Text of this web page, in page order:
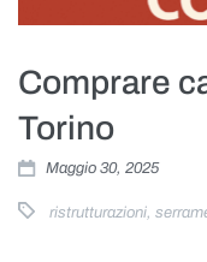
Comprare
Torino
Maggio 30, 2025
ristrutturazioni,